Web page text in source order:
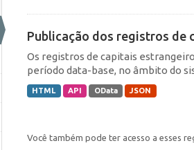
Publicação dos registros de
Os registros de capitais
período data-base, no âmbito do
HTML API OData JSON
Você também pode ter acesso a esses